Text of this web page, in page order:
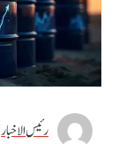
رئیس